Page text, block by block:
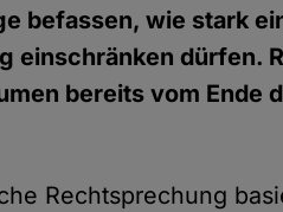
befassen, wie stark
einschränken dürfen.
bereits vom Ende
Rechtsprechung